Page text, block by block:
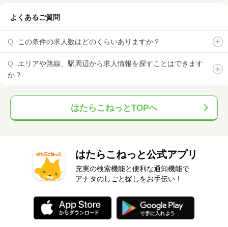
よくあるご質問
この条件の求人数はどのくらいありますか？
エリアや路線、駅周辺から求人情報を探すことはできます
か？
はたらこねっとTOPへ
はたらこねっと公式アプリ
充実の検索機能と便利な通知機能で
アナタのしごと探しをお手伝い！